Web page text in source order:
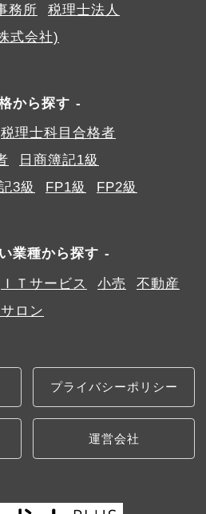
務所
税理士法人
式会社)
から探す
税理士科目合格者
日商簿記1級
3級 FP1級 FP2級
業種から探す
ＩＴサービス 小売
不動産
ロン
プライバシーポリシー
運営会社